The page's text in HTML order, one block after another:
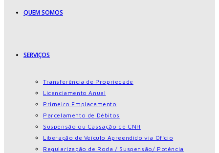
QUEM SOMOS
SERVIÇOS
Transferência de Propriedade
Licenciamento Anual
Primeiro Emplacamento
Parcelamento de Débitos
Suspensão ou Cassação de CNH
Liberação de Veículo Apreendido via Ofício
Regularização de Roda / Suspensão/ Potência